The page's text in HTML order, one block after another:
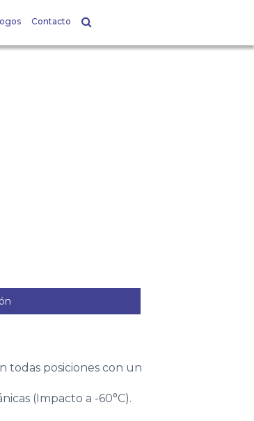
Contacto
todas posiciones con un
(Impacto a -60°C).